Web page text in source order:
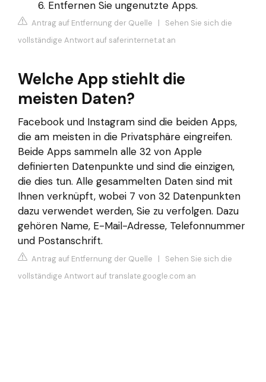
Entfernen Sie ungenutzte Apps.
Antrag auf Entfernung der Quelle | Sehen Sie sich die
vollständige Antwort auf saferinternet.at an
Welche App stiehlt die
meisten Daten?
Facebook und Instagram sind die beiden Apps,
die am meisten in die Privatsphäre eingreifen.
Beide Apps sammeln alle 32 von Apple
definierten Datenpunkte und sind die einzigen,
die dies tun. Alle gesammelten Daten sind mit
Ihnen verknüpft, wobei 7 von 32 Datenpunkten
dazu verwendet werden, Sie zu verfolgen. Dazu
gehören Name, E-Mail-Adresse, Telefonnummer
und Postanschrift.
Antrag auf Entfernung der Quelle | Sehen Sie sich die
vollständige Antwort auf translate.google.com an